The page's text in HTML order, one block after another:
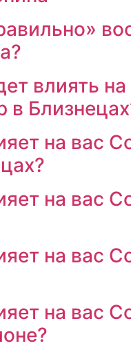
влиять на
в
на вас
на вас
на вас
на вас